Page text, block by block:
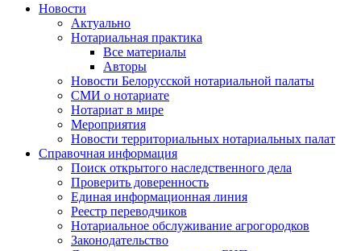
Новости
Актуально
Нотариальная практика
Все материалы
Авторы
Новости Белорусской нотариальной палаты
СМИ о нотариате
Нотариат в мире
Мероприятия
Новости территориальных нотариальных палат
Справочная информация
Поиск открытого наследственного дела
Проверить доверенность
Единая информационная линия
Реестр переводчиков
Нотариальное обслуживание агрогородков
Законодательство